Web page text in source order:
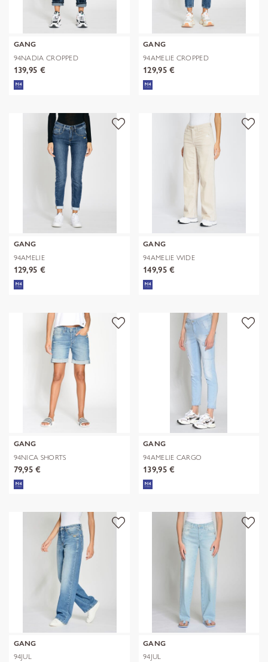
GANG
94NADIA CROPPED
139,95 €
GANG
94AMELIE CROPPED
129,95 €
GANG
94AMELIE
129,95 €
GANG
94AMELIE WIDE
149,95 €
GANG
94NICA SHORTS
79,95 €
GANG
94AMELIE CARGO
139,95 €
GANG
94JUL
GANG
94JUL